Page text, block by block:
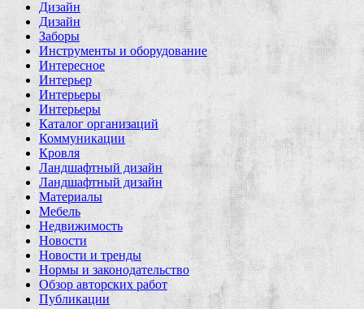
Дизайн
Дизайн
Заборы
Инструменты и оборудование
Интересное
Интерьер
Интерьеры
Интерьеры
Каталог организаций
Коммуникации
Кровля
Ландшафтный дизайн
Ландшафтный дизайн
Материалы
Мебель
Недвижимость
Новости
Новости и тренды
Нормы и законодательство
Обзор авторских работ
Публикации